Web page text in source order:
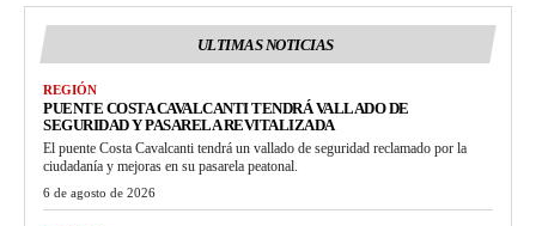
ULTIMAS NOTICIAS
REGIÓN
PUENTE COSTA CAVALCANTI TENDRÁ VALLADO DE
SEGURIDAD Y PASARELA REVITALIZADA
El puente Costa Cavalcanti tendrá un vallado de seguridad reclamado por la
ciudadanía y mejoras en su pasarela peatonal.
6 de agosto de 2026